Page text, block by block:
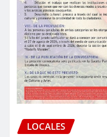
LOCALES